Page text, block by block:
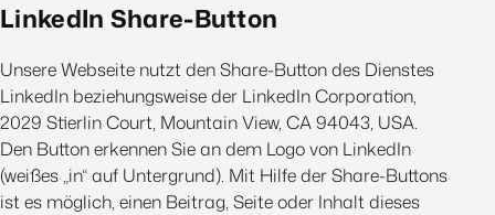
LinkedIn Share-Button
Unsere Webseite nutzt den Share-Button des Dienstes
LinkedIn beziehungsweise der LinkedIn Corporation,
2029 Stierlin Court, Mountain View, CA 94043, USA.
Den Button erkennen Sie an dem Logo von LinkedIn
(weißes „in“ auf Untergrund). Mit Hilfe der Share-Buttons
ist es möglich, einen Beitrag, Seite oder Inhalt dieses